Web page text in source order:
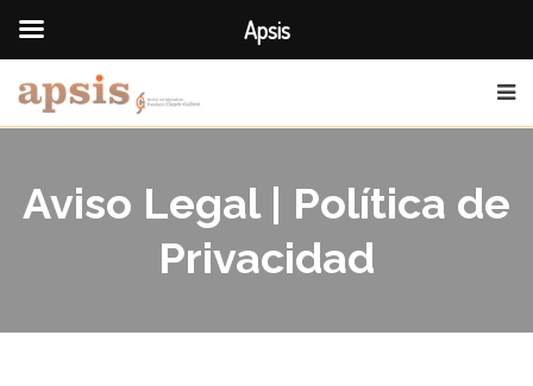
Aviso Legal | Política de
Privacidad
Apsis